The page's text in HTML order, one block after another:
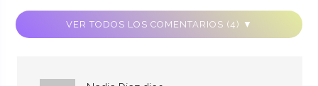
VER TODOS LOS COMENTARIOS (4) ▼